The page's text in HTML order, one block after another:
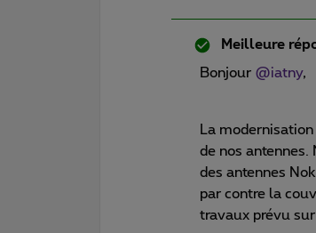
Meilleure
Bonjour @iatny,
La
de nos
des antennes
par contre la
travaux prévu